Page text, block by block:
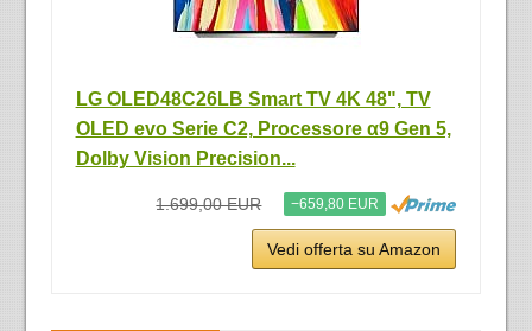
LG OLED48C26LB Smart TV 4K 48", TV
OLED evo Serie C2, Processore α9 Gen 5,
Dolby Vision Precision...
1.699,00 EUR −659,80 EUR
Vedi offerta su Amazon